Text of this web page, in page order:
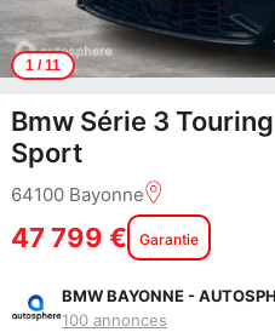
1/ 11
Bmw Série 3
Sport
64100 Bayonne
47 799 € Garantie
BMW BAYONNE -
100 annonces